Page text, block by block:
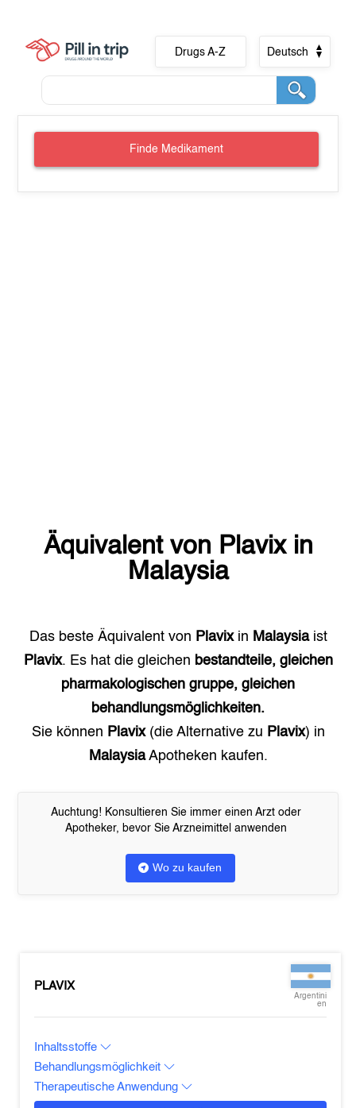
Drugs A-Z Deutsch
Finde Medikament
Äquivalent von Plavixin
Malaysia
Das beste Äquivalent von Plavixin Malaysiaist
Plavix. Es hat die gleichen bestandteile, gleichen
pharmakologischen gruppe, gleichen
behandlungsmöglichkeiten.
Sie können Plavix(die Alternative zu Plavix) in
MalaysiaApotheken kaufen.
Auchtung! Konsultieren Sie immer einen Arzt oder
Apotheker, bevor Sie Arzneimittel anwenden
Wo zu kaufen
PLAVIX
Argentini
en
Inhaltsstoffe
Behandlungsmöglichkeit
Therapeutische Anwendung